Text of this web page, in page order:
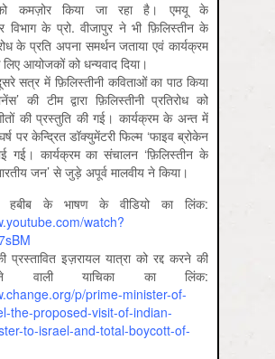
कमज़ोर किया जा रहा है। एमयू के
विभाग के प्रो. वीजापुर ने भी फ़ि‍लिस्तीन के
के प्रति अपना समर्थन जताया एवं कार्यक्रम
आयोजकों को धन्यवाद दिया।
सत्र में फ़ि‍लिस्तीनी कविताओं का पाठ किया
की टीम द्वारा फ़ि‍लिस्तीनी प्रतिरोध को
की प्रस्तुति की गई। कार्यक्रम के अन्त में
पर केन्द्रित डॉक्युमेंटरी फिल्म ‘फाइव ब्रोकेन
गई। कार्यक्रम का संचालन ‘फ़ि‍लिस्तीन के
जन’ से जुड़े अपूर्व मालवीय ने किया।
हबीब के भाषण के वीडियो का लिंक:
watch?
प्रस्तावित इज़रायल यात्रा को रद्द करने की
वाली याचिका का लिंक:
p/prime-minister-of-
the-proposed-visit-of-indian-
to-israel-and-total-boycott-of-